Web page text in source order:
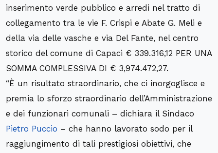
inserimento verde pubblico e arredi nel tratto di
collegamento tra le vie F. Crispi e Abate G. Meli e
della via delle vasche e via Del Fante, nel centro
storico del comune di Capaci € 339.316,12 PER UNA
SOMMA COMPLESSIVA DI € 3,974.472,27.
“È un risultato straordinario, che ci inorgoglisce e
premia lo sforzo straordinario dell’Amministrazione
e dei funzionari comunali – dichiara il Sindaco
Pietro Puccio – che hanno lavorato sodo per il
raggiungimento di tali prestigiosi obiettivi, che